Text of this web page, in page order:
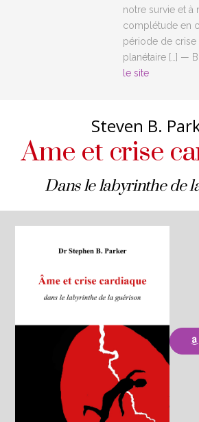
notre survie et à
complétude en
période de crise
planétaire […] —
le site
Steven B.
Ame et crise
Dans le labyrinthe de